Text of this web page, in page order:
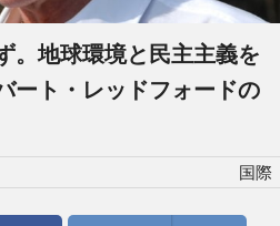
。地球環境と民主主義を
ート・レッドフォードの
国際